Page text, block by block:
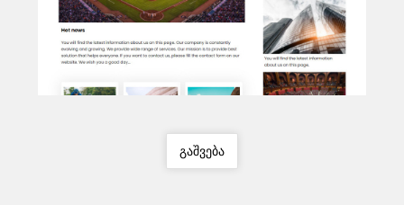
გაშვება